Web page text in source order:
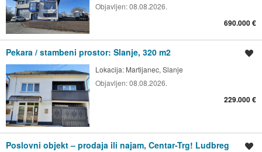
Objavljen:08.08.2026.
690.000 €
Pekara / stambeni prostor: Slanje, 320 m2
Lokacija: Martijanec, Slanje
Objavljen:08.08.2026.
229.000 €
Poslovni objekt – prodaja ili najam, Centar-Trg! Ludbreg